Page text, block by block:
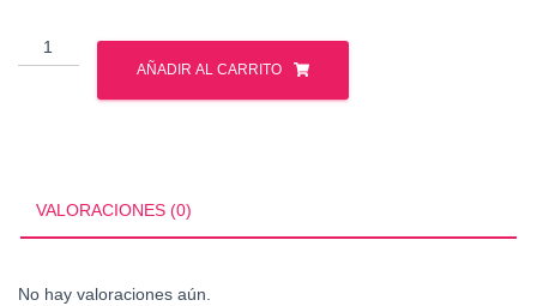
Oxydrol
50mg
AÑADIR AL CARRITO
VALORACIONES (0)
No hay valoraciones aún.